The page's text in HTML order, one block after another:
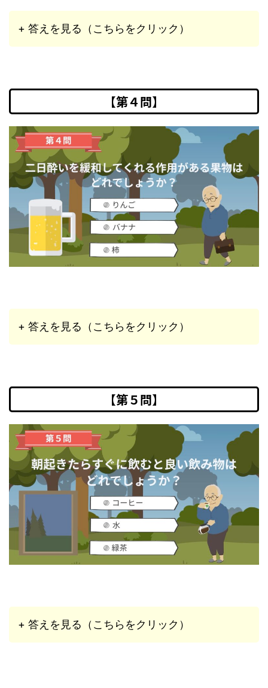
+ 答えを見る（こちらをクリック）
【第４問】
+ 答えを見る（こちらをクリック）
【第５問】
+ 答えを見る（こちらをクリック）